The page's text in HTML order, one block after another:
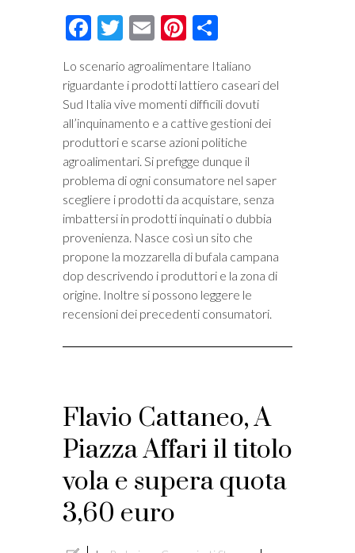
Facebook
Twitter
EmailPinterest
Lo scenario agroalimentare Italiano
riguardante i prodotti lattiero caseari del
Sud Italia vive momenti difficili dovuti
all’inquinamento e a cattive gestioni dei
produttori e scarse azioni politiche
agroalimentari. Si prefigge dunque il
problema di ogni consumatore nel saper
scegliere i prodotti da acquistare, senza
imbattersi in prodotti inquinati o dubbia
provenienza. Nasce così un sito che
propone la mozzarella di bufala campana
dop descrivendo i produttori e la zona di
origine. Inoltre si possono leggere le
recensioni dei precedenti consumatori.
Flavio Cattaneo, A
Piazza Affari il titolo
vola e supera quota
3,60 euro